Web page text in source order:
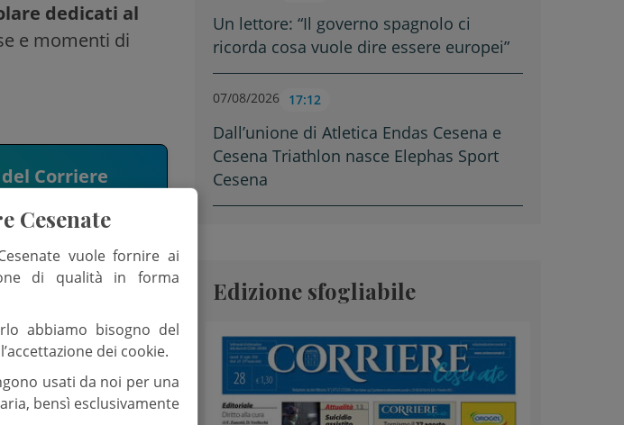
dedicati al
e momenti di
Corriere
Un lettore: “Il governo spagnolo ci
ricorda cosa vuole dire essere europei”
07/08/2026 17:12
Dall’unione di Atletica Endas Cesena e
Cesena Triathlon nasce Elephas Sport
Cesena
Edizione sfogliabile
Cesenate
vuole fornire ai
di qualità in forma
abbiamo bisogno del
dei cookie.
usati da noi per una
bensì esclusivamente